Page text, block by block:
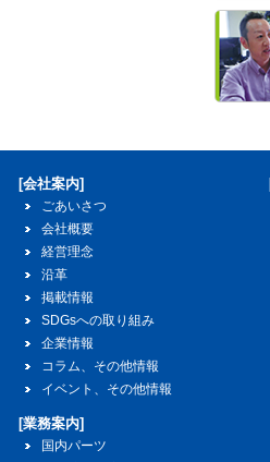
[会社案内]
ごあいさつ
会社概要
経営理念
沿革
掲載情報
SDGsへの取り組み
企業情報
コラム、その他情報
イベント、その他情報
[業務案内]
国内パーツ